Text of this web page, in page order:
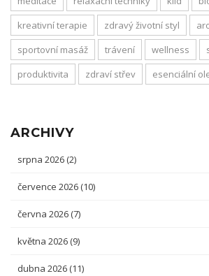
kreativní terapie
zdravý životní styl
sportovní masáž
trávení wellness
produktivita
zdraví střev esenciální
ARCHIVY
srpna 2026 (2)
července 2026 (10)
června 2026 (7)
května 2026 (9)
dubna 2026 (11)